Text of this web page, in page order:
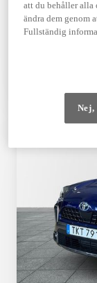
409 900 kr
Från 4 920
att du behåller alla
ändra dem genom
Fullständig